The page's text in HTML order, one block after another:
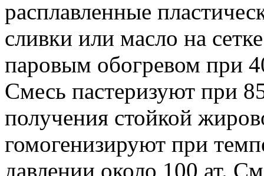
расплавленные
сливки или масло на
паровым обогревом при
Смесь пастеризуют при
получения стойкой
гомогенизируют при
давлении около 100 ат.